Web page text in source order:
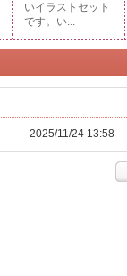
いイラストセット
です。い...
2025/11/24 13:58